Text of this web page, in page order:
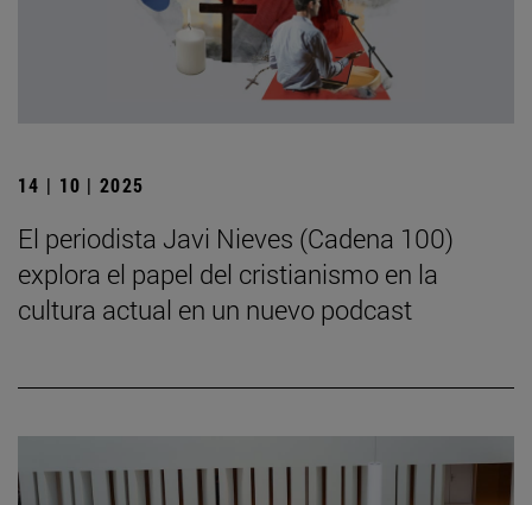
14 | 10 | 2025
El periodista Javi Nieves (Cadena 100)
explora el papel del cristianismo en la
cultura actual en un nuevo podcast